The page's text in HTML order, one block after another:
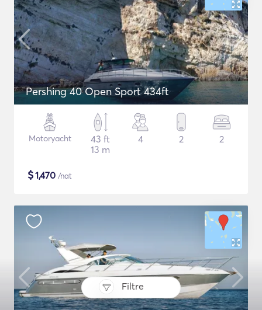
Filtre
Pershing 40 Open Sport 434ft
Motoryacht
43 ft
13 m
4 2 2
$1,470 /nat